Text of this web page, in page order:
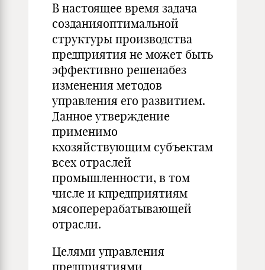
В настоящее время задача
созданияоптимальной
структуры производства
предприятия не может быть
эффективно решенабез
изменения методов
управления его развитием.
Данное утверждение
применимо
кхозяйствующим субъектам
всех отраслей
промышленности, в том
числе и кпредприятиям
мясоперерабатывающей
отрасли.
Целями управления
предприятиями